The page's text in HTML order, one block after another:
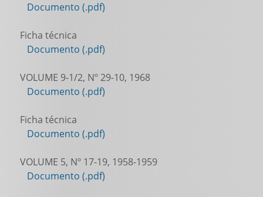
Documento (.pdf)
Ficha técnica
Documento (.pdf)
VOLUME 9-1/2, Nº 29-10, 1968
Documento (.pdf)
Ficha técnica
Documento (.pdf)
VOLUME 5, Nº 17-19, 1958-1959
Documento (.pdf)